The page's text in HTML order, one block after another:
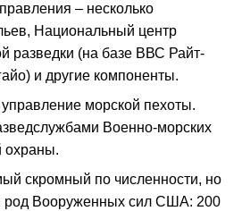
– несколько
Национальный центр
разведки (на базе ВВС Райт-
и другие компоненты.
морской пехоты.
Военно-морских
охраны.
скромный по численности, но
род Вооруженных сил США: 200